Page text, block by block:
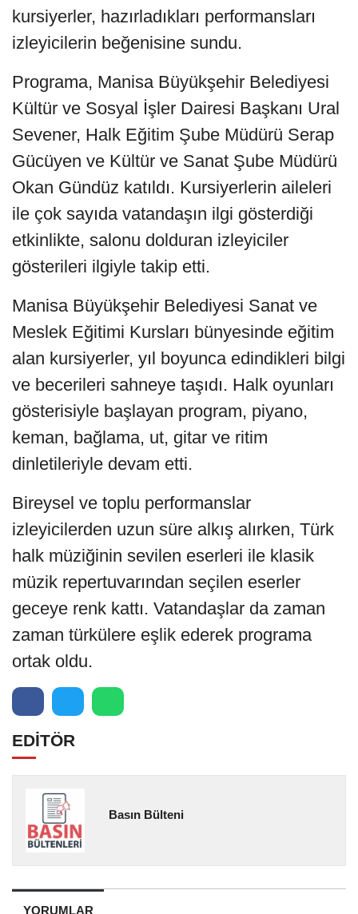
kursiyerler, hazırladıkları performansları
izleyicilerin beğenisine sundu.
Programa, Manisa Büyükşehir Belediyesi
Kültür ve Sosyal İşler Dairesi Başkanı Ural
Sevener, Halk Eğitim Şube Müdürü Serap
Gücüyen ve Kültür ve Sanat Şube Müdürü
Okan Gündüz katıldı. Kursiyerlerin aileleri
ile çok sayıda vatandaşın ilgi gösterdiği
etkinlikte, salonu dolduran izleyiciler
gösterileri ilgiyle takip etti.
Manisa Büyükşehir Belediyesi Sanat ve
Meslek Eğitimi Kursları bünyesinde eğitim
alan kursiyerler, yıl boyunca edindikleri bilgi
ve becerileri sahneye taşıdı. Halk oyunları
gösterisiyle başlayan program, piyano,
keman, bağlama, ut, gitar ve ritim
dinletileriyle devam etti.
Bireysel ve toplu performanslar
izleyicilerden uzun süre alkış alırken, Türk
halk müziğinin sevilen eserleri ile klasik
müzik repertuvarından seçilen eserler
geceye renk kattı. Vatandaşlar da zaman
zaman türkülere eşlik ederek programa
ortak oldu.
EDİTÖR
Basın Bülteni
YORUMLAR